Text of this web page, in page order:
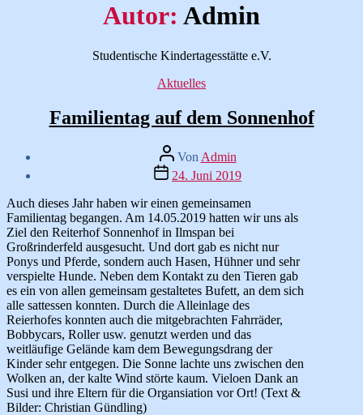
Autor: Admin
Studentische Kindertagesstätte e.V.
Kategorien
Aktuelles
Familientag auf dem Sonnenhof
Beitragsautor
Von Admin
Veröffentlichungsdatum
24. Juni 2019
Auch dieses Jahr haben wir einen gemeinsamen
Familientag begangen. Am 14.05.2019 hatten wir uns als
Ziel den Reiterhof Sonnenhof in Ilmspan bei
Großrinderfeld ausgesucht. Und dort gab es nicht nur
Ponys und Pferde, sondern auch Hasen, Hühner und sehr
verspielte Hunde. Neben dem Kontakt zu den Tieren gab
es ein von allen gemeinsam gestaltetes Bufett, an dem sich
alle sattessen konnten. Durch die Alleinlage des
Reierhofes konnten auch die mitgebrachten Fahrräder,
Bobbycars, Roller usw. genutzt werden und das
weitläufige Gelände kam dem Bewegungsdrang der
Kinder sehr entgegen. Die Sonne lachte uns zwischen den
Wolken an, der kalte Wind störte kaum. Vieloen Dank an
Susi und ihre Eltern für die Organsiation vor Ort! (Text &
Bilder: Christian Gündling)